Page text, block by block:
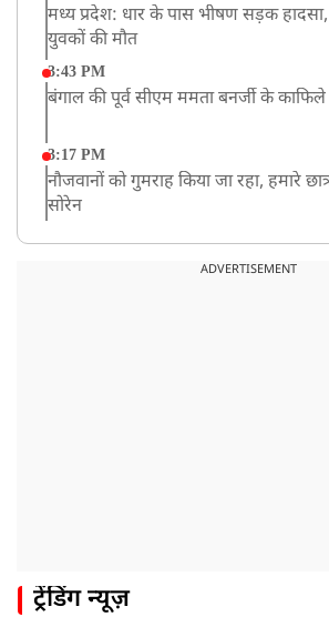
मध्य प्रदेश: धार के पास भीषण सड़क
युवकों की मौत
3:43 PM
बंगाल की पूर्व सीएम ममता बनर्जी के
3:17 PM
नौजवानों को गुमराह किया जा रहा, हमारे
सोरेन
बारामती में निजी ट्रेनिंग विमान दुर्घटनाग्रस्त,
PM मोदी को आया अमेरिकी उपराष्ट्रपति
ADVERTISEMENT
ट्रेंडिंग न्यूज़